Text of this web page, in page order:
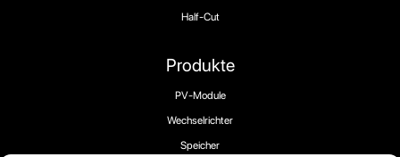
Produkte
PV-Module
Wechselrichter
Speicher
Half-Cut